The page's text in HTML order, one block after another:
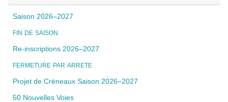
Saison 2026–2027
FIN DE SAISON
Re-inscriptions 2026–2027
FERMETURE PAR ARRETE
Projet de Créneaux Saison 2026–2027
50 Nouvelles Voies